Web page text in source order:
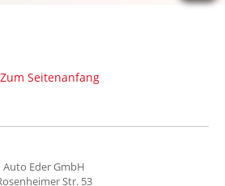
Zum Seitenanfang
Auto Eder GmbH
Str. 53